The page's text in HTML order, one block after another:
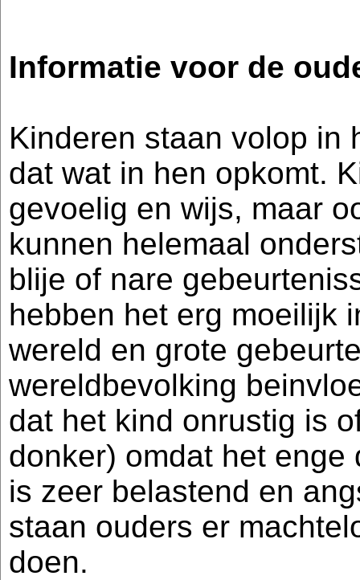
Informatie voor de
Kinderen staan volop in
dat wat in hen opkomt.
gevoelig en wijs, maar
kunnen helemaal
blije of nare
hebben het erg moeilijk
wereld en grote
wereldbevolking
dat het kind onrustig is
donker) omdat het
is zeer belastend en
staan ouders er
doen.